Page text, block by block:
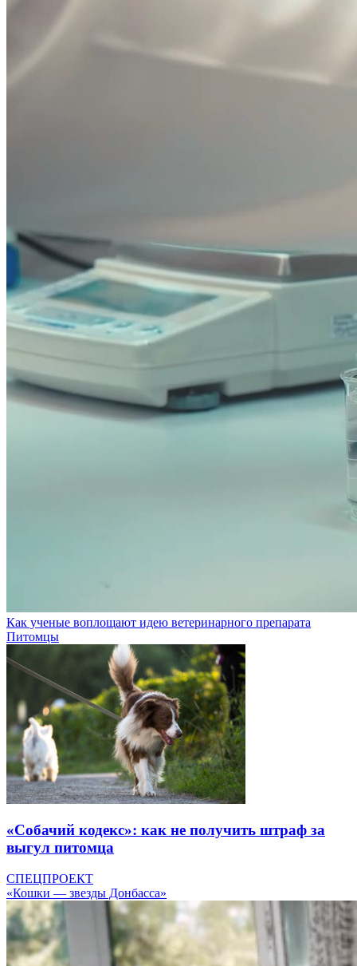
Как ученые воплощают идею ветеринарного препарата
Питомцы
«Собачий кодекс»: как не получить штраф за
выгул питомца
СПЕЦПРОЕКТ
«Кошки — звезды Донбасса»